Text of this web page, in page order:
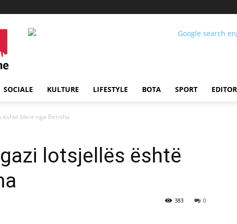
SOCIALE KULTURE LIFESTYLE BOTA SPORT
është blerë nga Berisha
lotsjellës është
0
383